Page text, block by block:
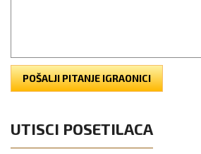
POŠALJI PITANJE IGRAONICI
UTISCI POSETILACA